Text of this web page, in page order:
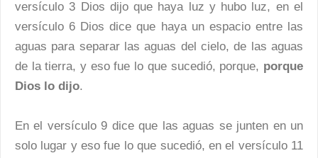
versículo 3 Dios dijo que haya luz y hubo luz, en el
versículo 6 Dios dice que haya un espacio entre las
aguas para separar las aguas del cielo, de las aguas
de la tierra, y eso fue lo que sucedió, porque, porque
Dios lo dijo.
En el versículo 9 dice que las aguas se junten en un
solo lugar y eso fue lo que sucedió, en el versículo 11